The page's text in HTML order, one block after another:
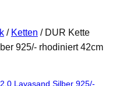
/ Ketten / DUR Kette
925/- rhodiniert 42cm